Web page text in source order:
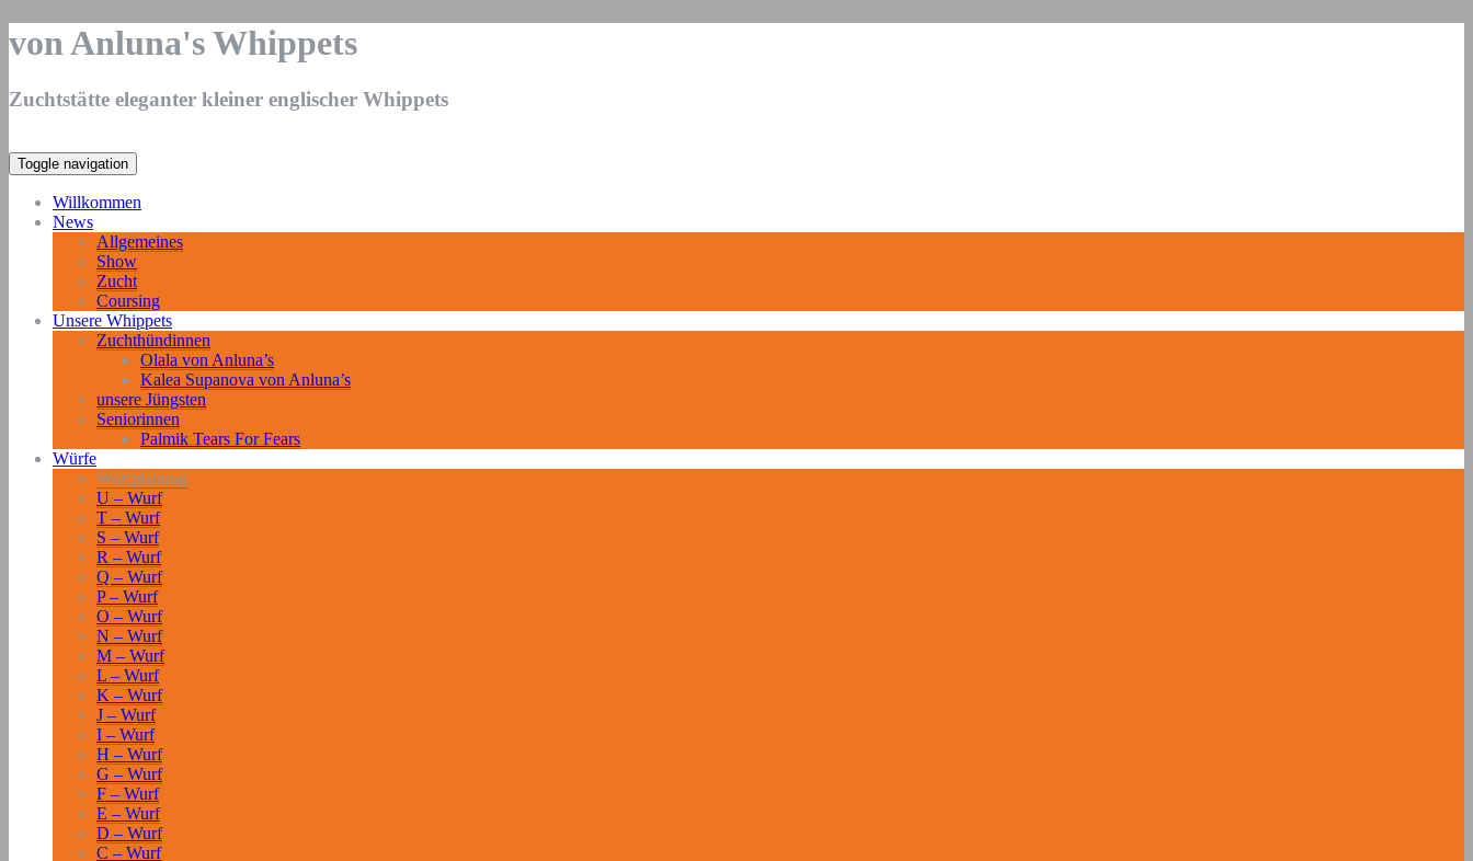
von Anluna's Whippets
Zuchtstätte eleganter kleiner englischer Whippets
Toggle navigation
Willkommen
News
Allgemeines
Show
Zucht
Coursing
Unsere Whippets
Zuchthündinnen
Olala von Anluna’s
Kalea Supanova von Anluna’s
unsere Jüngsten
Seniorinnen
Palmik Tears For Fears
Würfe
Wurfplanung
U – Wurf
T – Wurf
S – Wurf
R – Wurf
Q – Wurf
P – Wurf
O – Wurf
N – Wurf
M – Wurf
L – Wurf
K – Wurf
J – Wurf
I – Wurf
H – Wurf
G – Wurf
F – Wurf
E – Wurf
D – Wurf
C – Wurf